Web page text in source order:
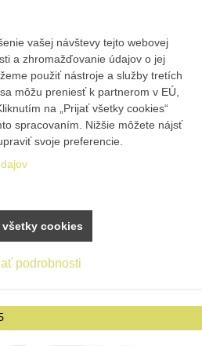
vašej návštevy tejto webovej
a zhromažďovanie údajov o jej
použiť nástroje a služby tretích
môžu preniesť k partnerom v EÚ,
na „Prijať všetky cookies“
spracovaním. Nižšie môžete nájsť
svoje preferencie.
podrobnosti
cookies